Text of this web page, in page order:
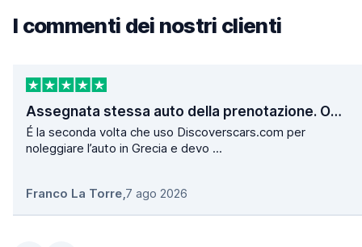
I commenti dei nostri clienti
Assegnata stessa auto della prenotazione. Operazioni di ritiro e consegna velocissime.
É la seconda volta che uso Discoverscars.com per
noleggiare l’auto in Grecia e devo ...
Franco La Torre,7 ago 2026